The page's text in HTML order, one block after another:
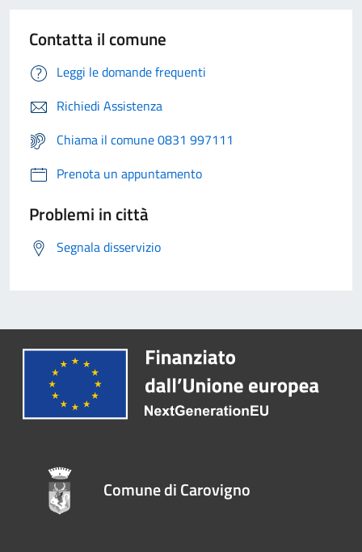
Contatta il comune
Leggi le domande frequenti
Richiedi Assistenza
Chiama il comune 0831 997111
Prenota un appuntamento
Problemi in città
Segnala disservizio
Comune di Carovigno